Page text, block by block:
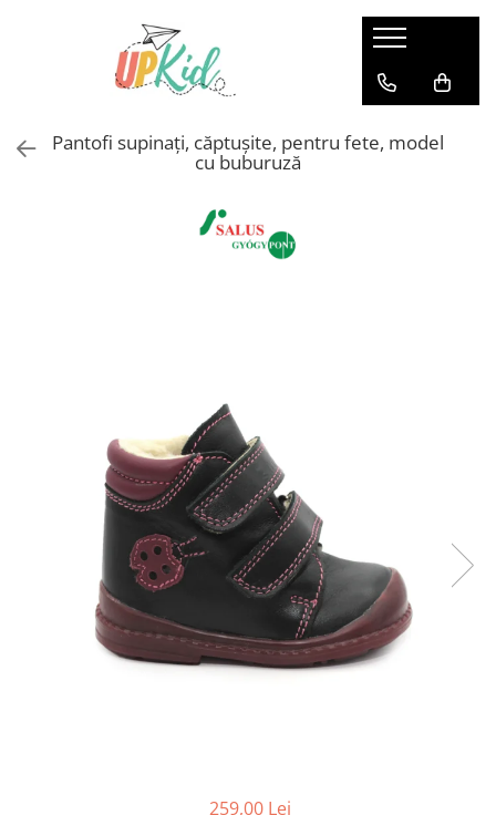
Pentru iarnă
GhetePantofi supinați, căptușite, pentru fete, model
cu buburuză
259,00 Lei